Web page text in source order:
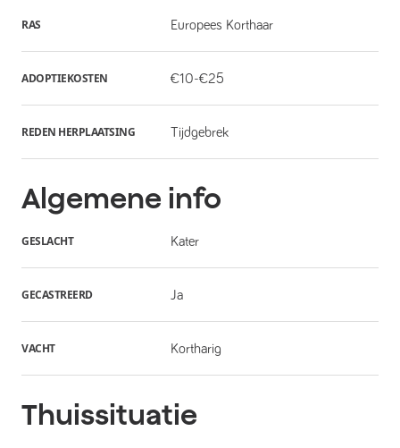
RAS Europees Korthaar
ADOPTIEKOSTEN €10-€25
REDEN HERPLAATSING Tijdgebrek
Algemene info
GESLACHT Kater
GECASTREERD Ja
VACHT Kortharig
Thuissituatie